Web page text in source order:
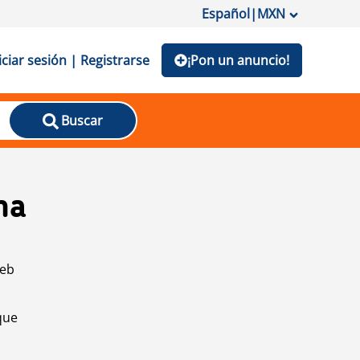
Español|MXN
sesión | Registrarse ¡Pon un anuncio!
Buscar